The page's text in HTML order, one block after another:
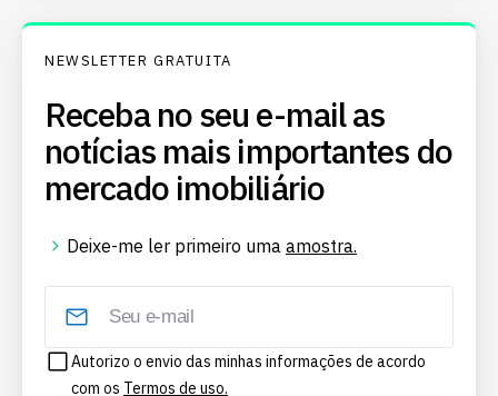
NEWSLETTER GRATUITA
Receba no seu e-mail as
notícias mais importantes do
mercado imobiliário
Deixe-me ler primeiro uma amostra.
Autorizo o envio das minhas informações de acordo
com os Termos de uso.